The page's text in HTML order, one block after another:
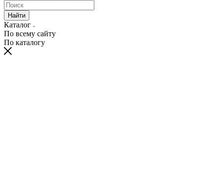
Найти
Каталог
По всему сайту
По каталогу